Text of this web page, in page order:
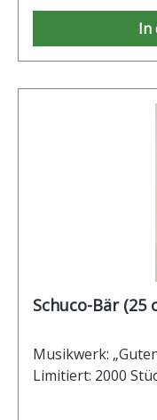
In
Schuco-Bär (25
Musikwerk:
Limitiert: 2000